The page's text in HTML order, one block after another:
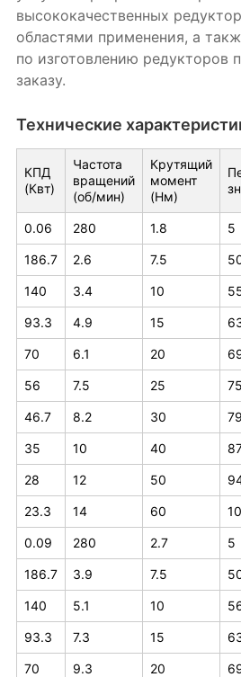
высококачественных
областями применения, а
по изготовлению редукторов
заказу.
Технические
КПД
(Квт)
Частота
вращений
(об/мин)
Крутящий
момент
(Нм)
0.06 280 1.8 5
186.7 2.6 7.5
140 3.4 10
93.3 4.9 15
70 6.1 20
56 7.5 25
46.7 8.2 30
35 10 40
28 12 50
23.3 14 60
0.09 280 2.7 5
186.7 3.9 7.5
140 5.1 10
93.3 7.3 15
70 9.3 20